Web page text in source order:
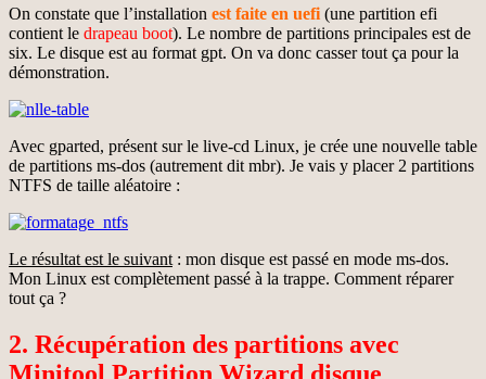
On constate que l’installation est faite en uefi(une partition efi
contient le drapeau boot). Le nombre de partitions principales est de
six. Le disque est au format gpt. On va donc casser tout ça pour la
démonstration.
Avec gparted, présent sur le live-cd Linux, je crée une nouvelle table
de partitions ms-dos (autrement dit mbr). Je vais y placer 2 partitions
NTFS de taille aléatoire :
Le résultat est le suivant: mon disque est passé en mode ms-dos.
Mon Linux est complètement passé à la trappe. Comment réparer
tout ça ?
2. Récupération des partitions avec